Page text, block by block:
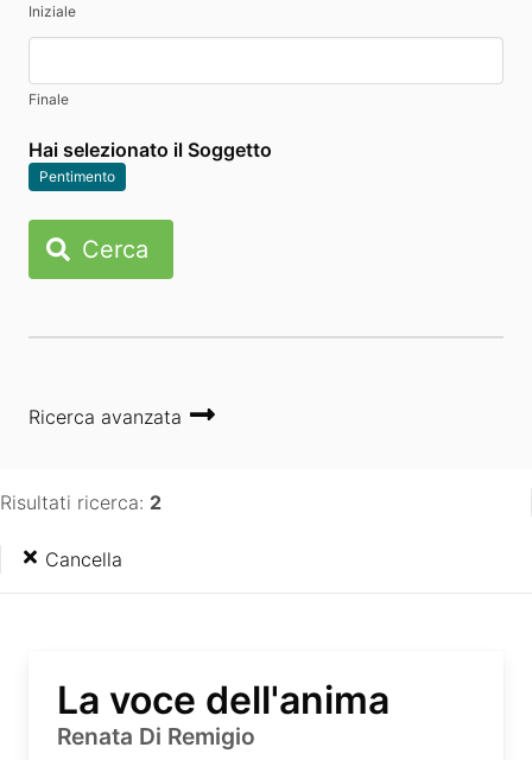
Iniziale
Finale
Hai selezionato il Soggetto
Pentimento
Cerca
Ricerca avanzata
Risultati ricerca: 2
Cancella
La voce dell'anima
Renata Di Remigio